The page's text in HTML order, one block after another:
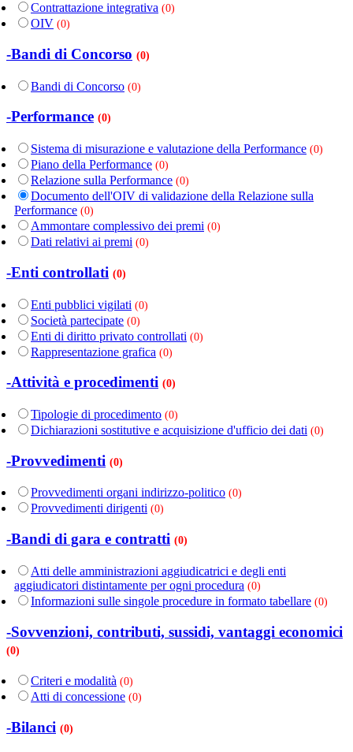
Contrattazione integrativa (0)
OIV (0)
-Bandi di Concorso (0)
Bandi di Concorso (0)
-Performance (0)
Sistema di misurazione e valutazione della Performance (0)
Piano della Performance (0)
Relazione sulla Performance (0)
Documento dell'OIV di validazione della Relazione sulla
Performance (0)
Ammontare complessivo dei premi (0)
Dati relativi ai premi (0)
-Enti controllati (0)
Enti pubblici vigilati (0)
Società partecipate (0)
Enti di diritto privato controllati (0)
Rappresentazione grafica (0)
-Attività e procedimenti (0)
Tipologie di procedimento (0)
Dichiarazioni sostitutive e acquisizione d'ufficio dei dati (0)
-Provvedimenti (0)
Provvedimenti organi indirizzo-politico (0)
Provvedimenti dirigenti (0)
-Bandi di gara e contratti (0)
Atti delle amministrazioni aggiudicatrici e degli enti
aggiudicatori distintamente per ogni procedura (0)
Informazioni sulle singole procedure in formato tabellare (0)
-Sovvenzioni, contributi, sussidi, vantaggi economici
(0)
Criteri e modalità (0)
Atti di concessione (0)
-Bilanci (0)